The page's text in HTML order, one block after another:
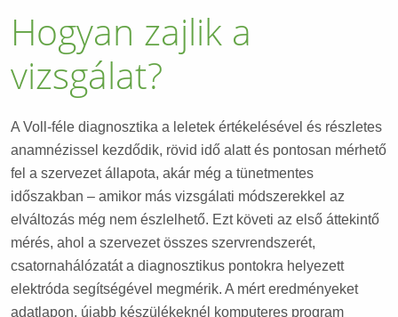
Hogyan zajlik a
vizsgálat?
A Voll-féle diagnosztika a leletek értékelésével és részletes
anamnézissel kezdődik, rövid idő alatt és pontosan mérhető
fel a szervezet állapota, akár még a tünetmentes
időszakban – amikor más vizsgálati módszerekkel az
elváltozás még nem észlelhető. Ezt követi az első áttekintő
mérés, ahol a szervezet összes szervrendszerét,
csatornahálózatát a diagnosztikus pontokra helyezett
elektróda segítségével megmérik. A mért eredményeket
adatlapon, újabb készülékeknél komputeres program